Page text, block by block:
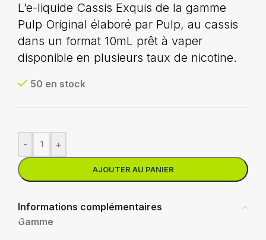
L’e-liquide Cassis Exquis de la gamme
Pulp Original élaboré par Pulp, au cassis
dans un format 10mL prêt à vaper
disponible en plusieurs taux de nicotine.
50 en stock
- +
AJOUTER AU PANIER
Informations complémentaires
Gamme